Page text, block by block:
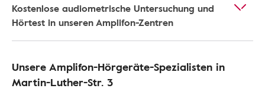
Kostenlose audiometrische Untersuchung und
Hörtest in unseren Amplifon-Zentren
Unsere Amplifon-Hörgeräte-Spezialisten in
Martin-Luther-Str. 3